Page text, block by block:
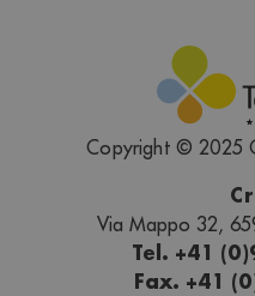
Copyright © 2025
Via Mappo 32,
Tel. +41
Fax. +41